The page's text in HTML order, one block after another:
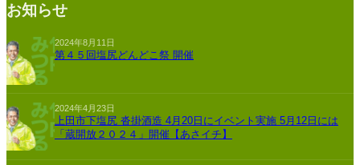
お知らせ
2024年8月11日
第４５回塩尻どんどこ祭 開催
2024年4月23日
上田市下塩尻 沓掛酒造 4月20日にイベント実施 5月12日には
「蔵開放２０２４」開催【あさイチ】